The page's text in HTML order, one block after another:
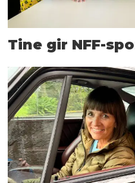
Tine gir NFF-